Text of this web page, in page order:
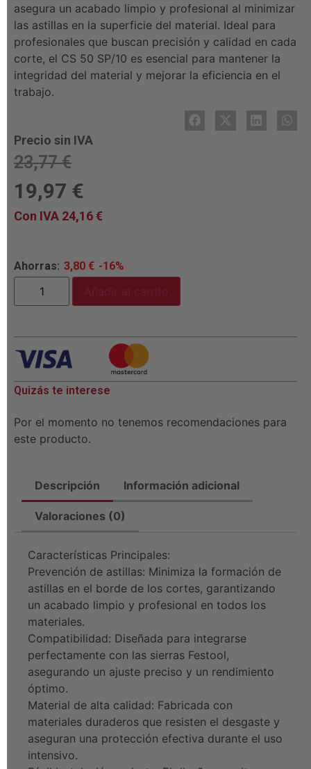
asegura un acabado limpio y profesional al minimizar
las astillas en la superficie del material. Ideal para
profesionales que buscan precisión y calidad en cada
corte, el CS 50 SP/10 es esencial para mantener la
integridad del material y mejorar la eficiencia en el
trabajo.
Precio sin IVA
23,77€
19,97 €
Con IVA 24,16€
Ahorras: 3,80 € -16%
Añadir al carrito
Quizás te interese
Por el momento no tenemos recomendaciones para
este producto.
Descripción Información adicional
Valoraciones (0)
Características Principales:
Prevención de astillas: Minimiza la formación de
astillas en el borde de los cortes, garantizando
un acabado limpio y profesional en todos los
materiales.
Compatibilidad: Diseñada para integrarse
perfectamente con las sierras Festool,
asegurando un ajuste preciso y un rendimiento
óptimo.
Material de alta calidad: Fabricada con
materiales duraderos que resisten el desgaste y
aseguran una protección efectiva durante el uso
intensivo.